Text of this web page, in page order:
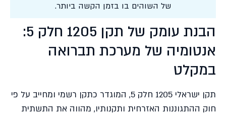
של השוהים בו בזמן הקשה ביותר.
הבנת עומק של תקן 1205 חלק 5:
אנטומיה של מערכת תברואה
במקלט
תקן ישראלי 1205 חלק 5, המוגדר כתקן רשמי ומחייב על פי
חוק ההתגוננות האזרחית ותקנותיו, מהווה את התשתית